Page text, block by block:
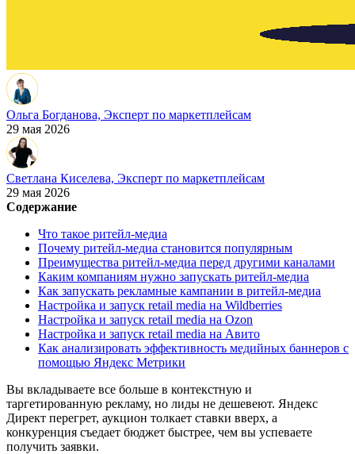
Ольга Богданова, Эксперт по маркетплейсам
29 мая 2026
Светлана Киселева, Эксперт по маркетплейсам
29 мая 2026
Содержание
Что такое ритейл-медиа
Почему ритейл-медиа становится популярным
Преимущества ритейл-медиа перед другими каналами
Каким компаниям нужно запускать ритейл-медиа
Как запускать рекламные кампании в ритейл-медиа
Настройка и запуск retail media на Wildberries
Настройка и запуск retail media на Ozon
Настройка и запуск retail media на Авито
Как анализировать эффективность медийных баннеров с
помощью Яндекс Метрики
Вы вкладываете все больше в контекстную и
таргетированную рекламу, но лиды не дешевеют. Яндекс
Директ перегрет, аукцион толкает ставки вверх, а
конкуренция съедает бюджет быстрее, чем вы успеваете
получить заявки.